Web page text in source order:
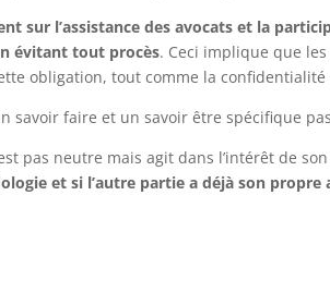
sur l’assistance des avocats et la
évitant tout procès. Ceci implique que
obligation, tout comme la
savoir faire et un savoir être spécifique
pas neutre mais agit dans l’intérêt de
et si l’autre partie a déjà son